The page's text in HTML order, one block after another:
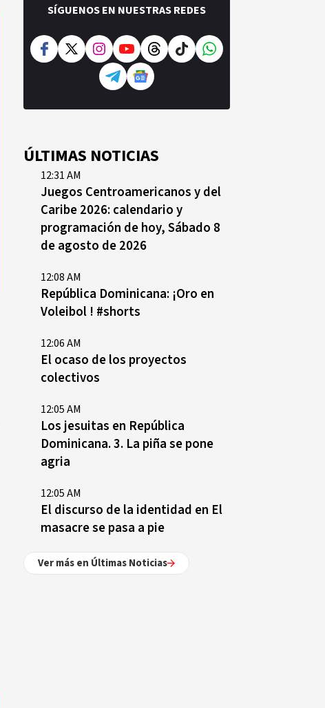
SÍGUENOS EN NUESTRAS REDES
ÚLTIMAS NOTICIAS
12:31 AM
Juegos Centroamericanos y del
Caribe 2026: calendario y
programación de hoy, Sábado 8
de agosto de 2026
12:08 AM
República Dominicana: ¡Oro en
Voleibol ! #shorts
12:06 AM
El ocaso de los proyectos
colectivos
12:05 AM
Los jesuitas en República
Dominicana. 3. La piña se pone
agria
12:05 AM
El discurso de la identidad en El
masacre se pasa a pie
Ver más en Últimas Noticias